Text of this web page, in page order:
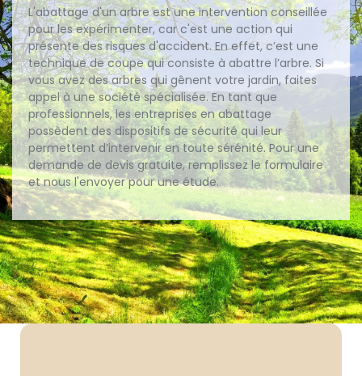
L'abattage d'un arbre est une intervention conseillée
pour les expérimenter, car c'est une action qui
présente des risques d'accident. En effet, c’est une
technique de coupe qui consiste à abattre l’arbre. Si
vous avez des arbres qui gênent votre jardin, faites
appel à une société spécialisée. En tant que
professionnels, les entreprises en abattage
possèdent des dispositifs de sécurité qui leur
permettent d’intervenir en toute sérénité. Pour une
demande de devis gratuite, remplissez le formulaire
et nous l'envoyer pour une étude.